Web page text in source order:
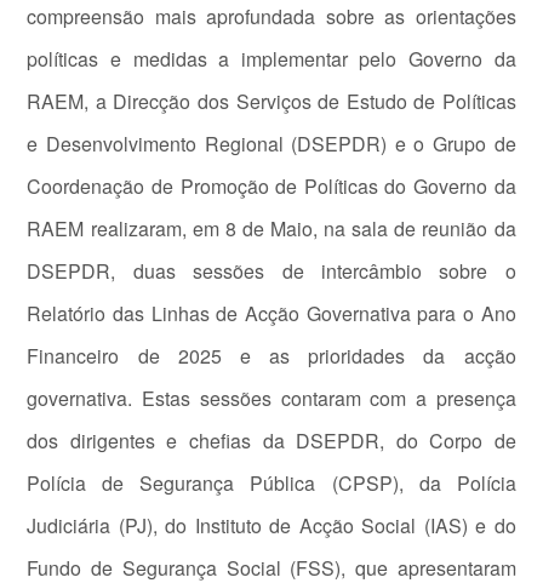
compreensão mais aprofundada sobre as orientações
políticas e medidas a implementar pelo Governo da
RAEM, a Direcção dos Serviços de Estudo de Políticas
e Desenvolvimento Regional (DSEPDR) e o Grupo de
Coordenação de Promoção de Políticas do Governo da
RAEM realizaram, em 8 de Maio, na sala de reunião da
DSEPDR, duas sessões de intercâmbio sobre o
Relatório das Linhas de Acção Governativa para o Ano
Financeiro de 2025 e as prioridades da acção
governativa. Estas sessões contaram com a presença
dos dirigentes e chefias da DSEPDR, do Corpo de
Polícia de Segurança Pública (CPSP), da Polícia
Judiciária (PJ), do Instituto de Acção Social (IAS) e do
Fundo de Segurança Social (FSS), que apresentaram